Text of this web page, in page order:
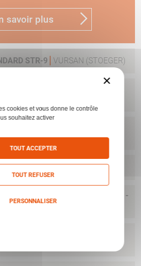
savoir plus
STR-9 VURSAN (STOEGER)
FIBRE OPTIQUE STR-9
STR-9 VURSAN (STOEGER)
MATCH CAL 9X19 - 17 COUPS -
×
cookies et vous donne le contrôle
souhaitez activer
TOUT ACCEPTER
TOUT REFUSER
PERSONNALISER